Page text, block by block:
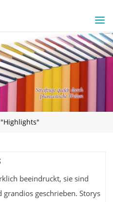
beeindruckt, sie sind
geschrieben. Storys